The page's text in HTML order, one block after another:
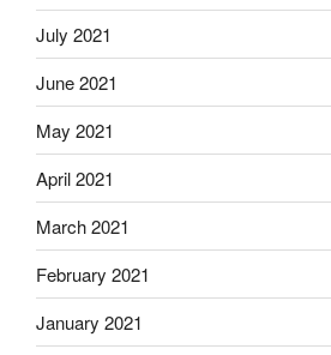
July 2021
June 2021
May 2021
April 2021
March 2021
February 2021
January 2021